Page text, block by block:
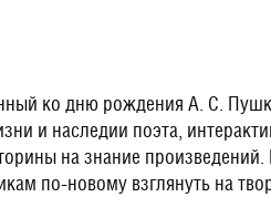
ко дню рождения А. С.
и наследии поэта,
на знание
по-новому взглянуть на